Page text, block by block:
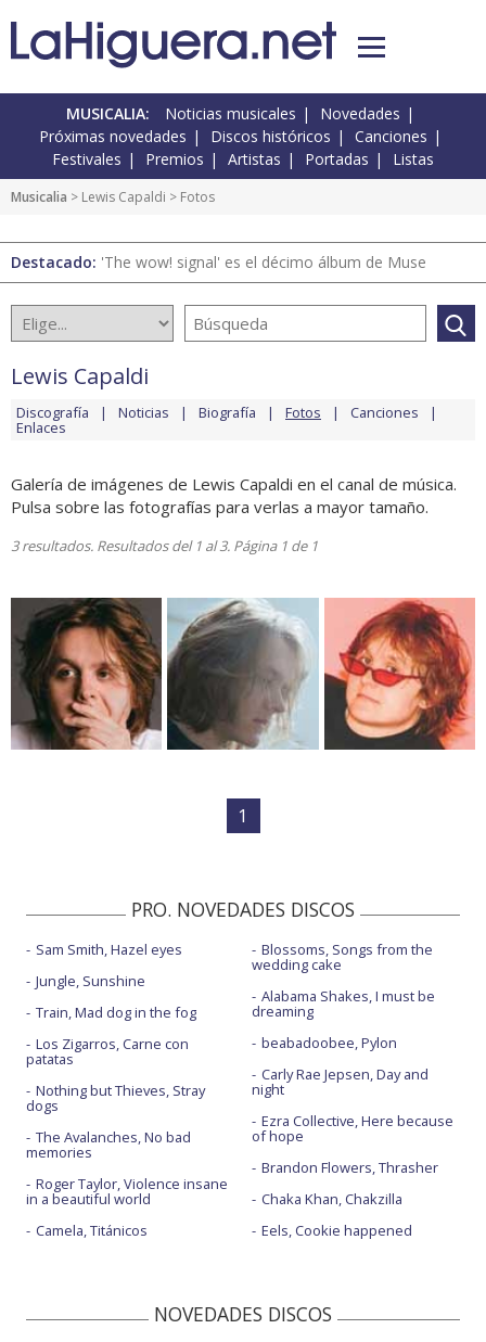
MUSICALIA: Noticias musicales
Novedades
Próximas novedades
Discos históricos
Canciones
Festivales
Premios Artistas Portadas Listas
Musicalia > Lewis Capaldi > Fotos
Destacado: 'The wow! signal' es el décimo álbum de Muse
Lewis Capaldi
Discografía Noticias Biografía Fotos Canciones
Enlaces
Galería de imágenes de Lewis Capaldi en el canal de música.
Pulsa sobre las fotografías para verlas a mayor tamaño.
3 resultados. Resultados del 1 al 3. Página 1 de 1
1
PRO. NOVEDADES DISCOS
Sam Smith, Hazel eyes
Jungle, Sunshine
Train, Mad dog in the fog
Los Zigarros, Carne con
patatas
Nothing but Thieves, Stray
dogs
The Avalanches, No bad
memories
Roger Taylor, Violence insane
in a beautiful world
Camela, Titánicos
Blossoms, Songs from the
wedding cake
Alabama Shakes, I must be
dreaming
beabadoobee, Pylon
Carly Rae Jepsen, Day and
night
Ezra Collective, Here because
of hope
Brandon Flowers, Thrasher
Chaka Khan, Chakzilla
Eels, Cookie happened
NOVEDADES DISCOS